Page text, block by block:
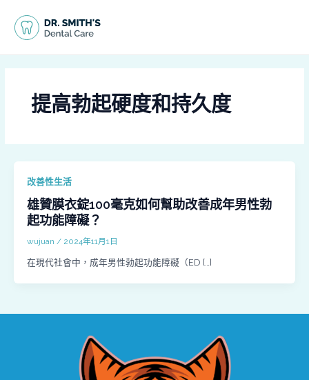
提高勃起硬度和持久度
改善性生活
雄贊膜衣錠100毫克如何幫助改善成年男性勃
起功能障礙？
wujuan / 2024年11月1日
在現代社會中，成年男性勃起功能障礙（ED […]